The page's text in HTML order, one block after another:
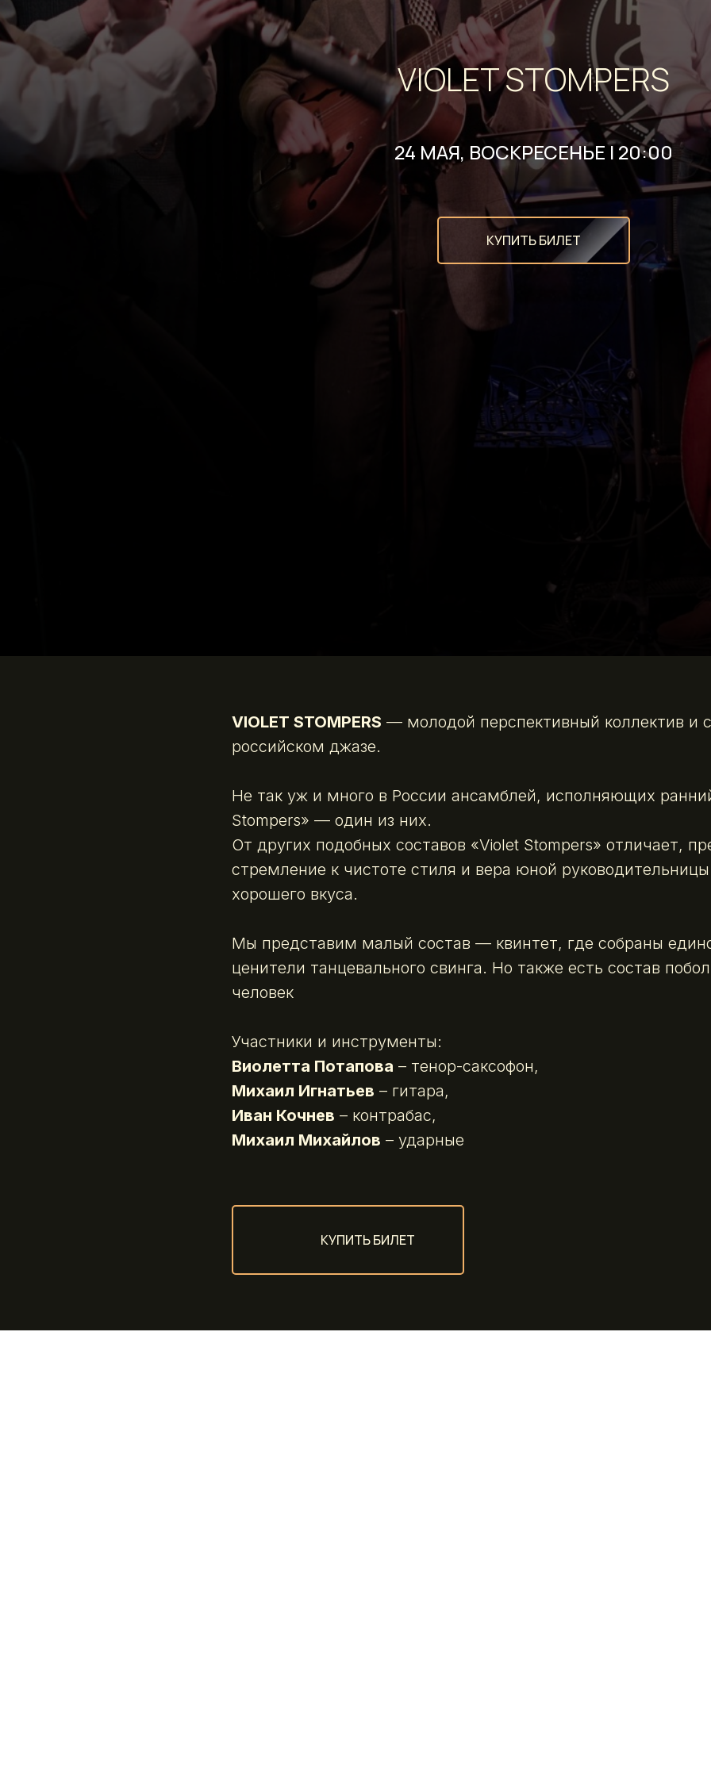
VIOLET STOMPERS
24 МАЯ, ВОСКРЕСЕНЬЕ | 20:00
КУПИТЬ БИЛЕТ
VIOLET STOMPERS — молодой перспективный коллектив и
российском джазе.
Не так уж и много в России ансамблей, исполняющих
Stompers» — один из них.
От других подобных составов «Violet Stompers» отличает,
стремление к чистоте стиля и вера юной
хорошего вкуса.
Мы представим малый состав — квинтет, где собраны
ценители танцевального свинга. Но также есть состав
человек
Участники и инструменты:
Виолетта Потапова – тенор-саксофон,
Михаил Игнатьев – гитара,
Иван Кочнев – контрабас,
Михаил Михайлов – ударные
КУПИТЬ БИЛЕТ